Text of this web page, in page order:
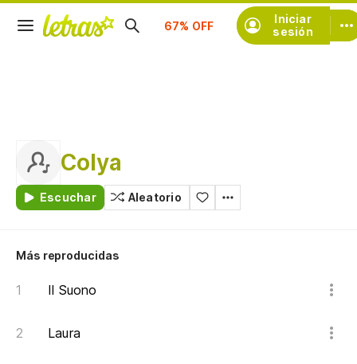
Iniciar
sesión
Suscríbete
Colya
Escuchar Aleatorio
Más reproducidas
Il Suono
Laura